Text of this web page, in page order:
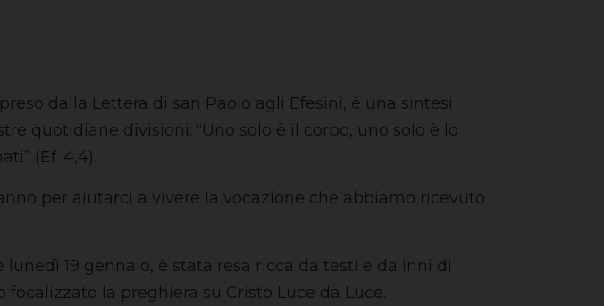
dalla Lettera di san Paolo agli Efesini, è una sintesi
quotidiane divisioni: “Uno solo è il corpo, uno solo è lo
(Ef. 4,4).
per aiutarci a vivere la vocazione che abbiamo ricevuto
19 gennaio, è stata resa ricca da testi e da inni di
la preghiera su Cristo Luce da Luce.